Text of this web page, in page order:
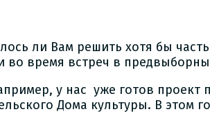
ли Вам решить хотя бы
время встреч в
у нас уже готов проект
Дома культуры. В этом